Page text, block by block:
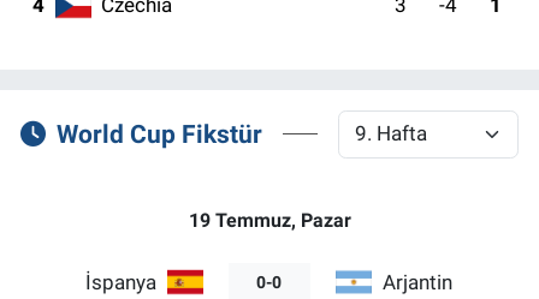
World Cup Fikstür
19 Temmuz, Pazar
İspanya 0-0 Arjantin